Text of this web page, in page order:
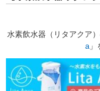
水素飲水器（リタアクア
a」